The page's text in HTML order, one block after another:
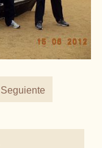
Seguiente